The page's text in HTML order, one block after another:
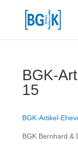
BGK-
15
BGK-Artikel-
BGK Bernhard &